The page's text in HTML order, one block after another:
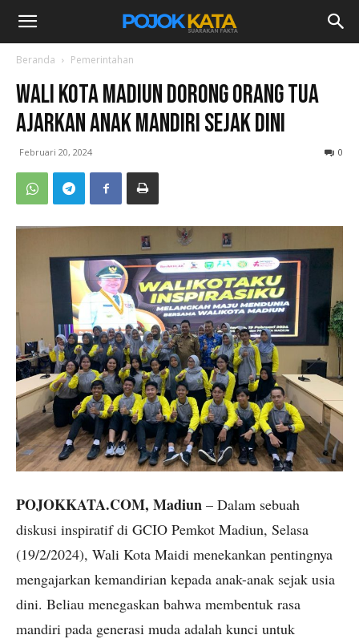
Beranda Pemerintahan
Wali Kota Madiun Dorong Orang Tua
Ajarkan Anak Mandiri Sejak Dini
Februari 20, 2024 0
POJOKKATA.COM, Madiun – Dalam sebuah
diskusi inspiratif di GCIO Pemkot Madiun, Selasa
(19/2/2024), Wali Kota Maidi menekankan pentingnya
mengajarkan kemandirian kepada anak-anak sejak usia
dini. Beliau menegaskan bahwa membentuk rasa
mandiri pada generasi muda adalah kunci untuk